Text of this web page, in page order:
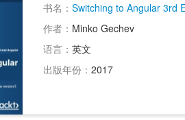
书名： Switching to Angular 3rd
作者： Minko Gechev
语言： 英文
出版年份： 2017